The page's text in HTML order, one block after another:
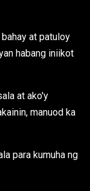
at patuloy
habang iniikot
at ako'y
manuod ka
para kumuha ng